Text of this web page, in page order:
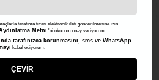
tarafıma ticari elektronik ileti gönderilmesine izin
Metni 'ni okudum onay veriyorum.
tarafınızca korunmasını, sms ve WhatsApp
kabul ediyorum.
ÇEVİR